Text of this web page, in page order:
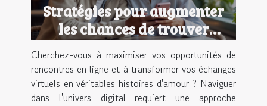
Stratégies pour augmenter
les chances de trouver
l'amour en ligne
Cherchez-vous à maximiser vos opportunités de
rencontres en ligne et à transformer vos échanges
virtuels en véritables histoires d'amour ? Naviguer
dans l'univers digital requiert une approche